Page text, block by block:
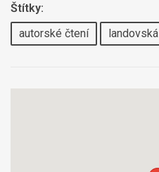
Štítky:
autorské čtení
landovská